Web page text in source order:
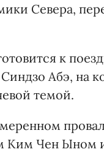
Севера,
к
Абэ, на
темой.
Ким Чен Ыном